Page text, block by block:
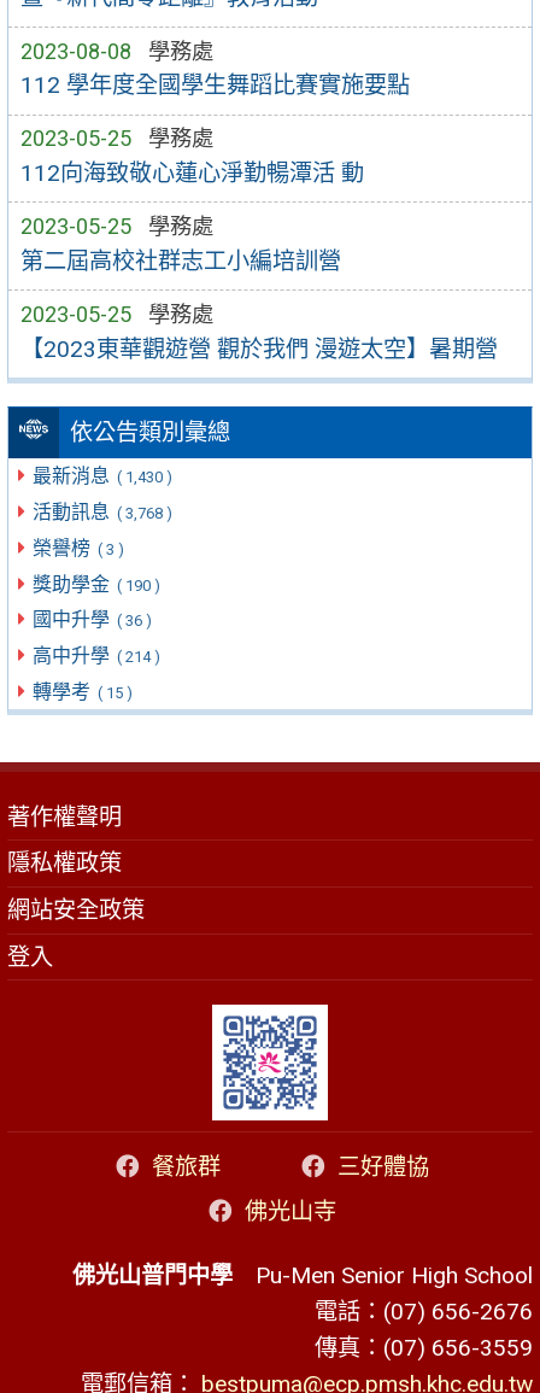
2023-08-08 學務處
112 學年度全國學生舞蹈比賽實施要點
2023-05-25 學務處
112向海致敬心蓮心淨勤暢潭活 動
2023-05-25 學務處
第二屆高校社群志工小編培訓營
2023-05-25 學務處
【2023東華觀遊營 觀於我們 漫遊太空】暑期營
依公告類別彙總
最新消息 ( 1,430 )
活動訊息 ( 3,768 )
榮譽榜 ( 3 )
獎助學金 ( 190 )
國中升學 ( 36 )
高中升學 ( 214 )
轉學考 ( 15 )
著作權聲明
隱私權政策
網站安全政策
登入
餐旅群
三好體協
佛光山寺
佛光山普門中學 Pu-Men Senior High School
電話：(07) 656-2676
傳真：(07) 656-3559
電郵信箱： bestpuma@ecp.pmsh.khc.edu.tw